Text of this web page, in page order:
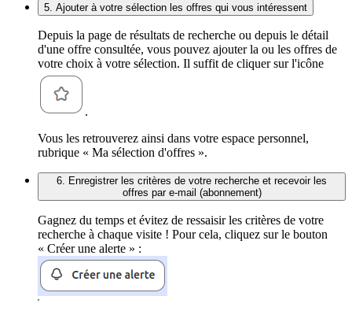
5. Ajouter à votre sélection les offres qui vous intéressent
Depuis la page de résultats de recherche ou depuis le détail
d'une offre consultée, vous pouvez ajouter la ou les offres de
votre choix à votre sélection. Il suffit de cliquer sur l'icône
.
Vous les retrouverez ainsi dans votre espace personnel,
rubrique « Ma sélection d'offres ».
6. Enregistrer les critères de votre recherche et recevoir les
offres par e-mail (abonnement)
Gagnez du temps et évitez de ressaisir les critères de votre
recherche à chaque visite ! Pour cela, cliquez sur le bouton
« Créer une alerte » :